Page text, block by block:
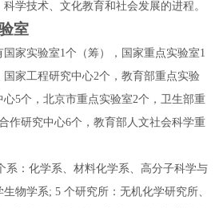
科学技术、文化教育和社会发展的进程。
室
家实验室1个（筹），国家重点实验室1
家工程研究中心2个，教育部重点实验
5个，北京市重点实验室2个，卫生部重
作研究中心6个，教育部人文社会科学重
系：化学系、材料化学系、高分子科学与
物学系; 5 个研究所：无机化学研究所、